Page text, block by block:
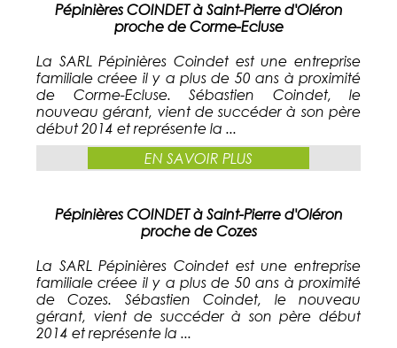
Pépinières COINDET à Saint-Pierre d'Oléron
proche de Corme-Ecluse
La SARL Pépinières Coindet est une entreprise
familiale créee il y a plus de 50 ans à proximité
de Corme-Ecluse. Sébastien Coindet, le
nouveau gérant, vient de succéder à son père
début 2014 et représente la ...
EN SAVOIR PLUS
Pépinières COINDET à Saint-Pierre d'Oléron
proche de Cozes
La SARL Pépinières Coindet est une entreprise
familiale créee il y a plus de 50 ans à proximité
de Cozes. Sébastien Coindet, le nouveau
gérant, vient de succéder à son père début
2014 et représente la ...